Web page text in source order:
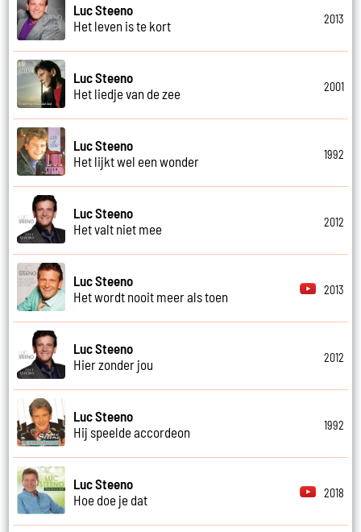
Luc Steeno
Het leven is te kort
2013
Luc Steeno
Het liedje van de zee
2001
Luc Steeno
Het lijkt wel een wonder
1992
Luc Steeno
Het valt niet mee
2012
Luc Steeno
Het wordt nooit meer als toen
2013
Luc Steeno
Hier zonder jou
2012
Luc Steeno
Hij speelde accordeon
1992
Luc Steeno
Hoe doe je dat
2018